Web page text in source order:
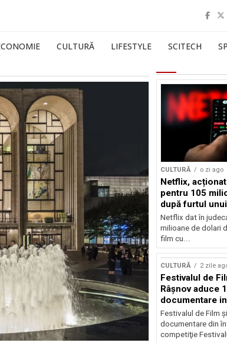
CULTURĂ LIFESTYLE SCITECH
CULTURĂ o zi ago
Netflix,
pentru 105
după furtul
Nicolas Cage
Netflix dat în
milioane de dolari
film cu...
CULTURĂ 2 zile
Festivalul de
Râşnov aduce
documentare
premieră
Festivalul de Film
documentare din
competiţie